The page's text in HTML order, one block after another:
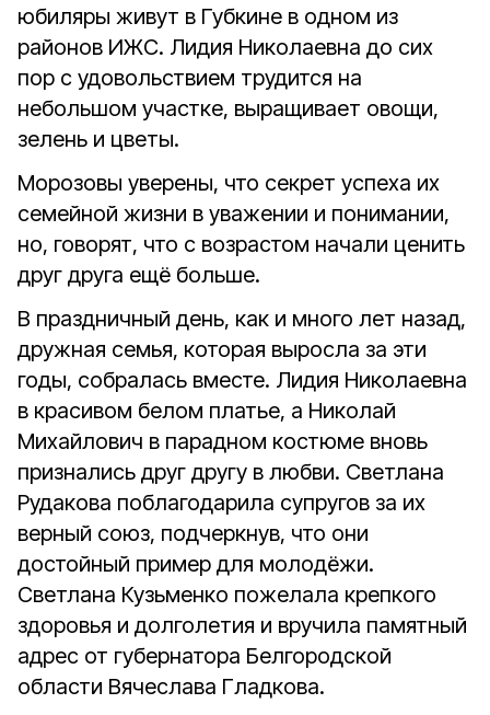
юбиляры живут в Губкине в одном из
районов ИЖС. Лидия Николаевна до сих
пор с удовольствием трудится на
небольшом участке, выращивает овощи,
зелень и цветы.
Морозовы уверены, что секрет успеха их
семейной жизни в уважении и понимании,
но, говорят, что с возрастом начали ценить
друг друга ещё больше.
В праздничный день, как и много лет назад,
дружная семья, которая выросла за эти
годы, собралась вместе. Лидия Николаевна
в красивом белом платье, а Николай
Михайлович в парадном костюме вновь
признались друг другу в любви. Светлана
Рудакова поблагодарила супругов за их
верный союз, подчеркнув, что они
достойный пример для молодëжи.
Светлана Кузьменко пожелала крепкого
здоровья и долголетия и вручила памятный
адрес от губернатора Белгородской
области Вячеслава Гладкова.